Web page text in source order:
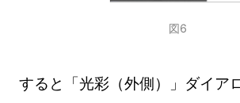
図6
すると「光彩（外側）」ダイア